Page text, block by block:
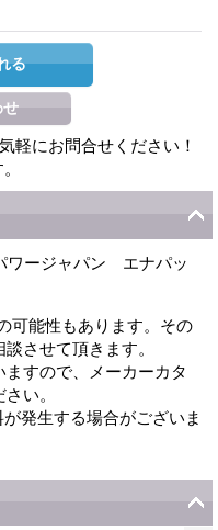
軽にお問合せください！
ワージャパン エナパッ
可能性もあります。その
させて頂きます。
ますので、メーカーカタ
い。
発生する場合がございま